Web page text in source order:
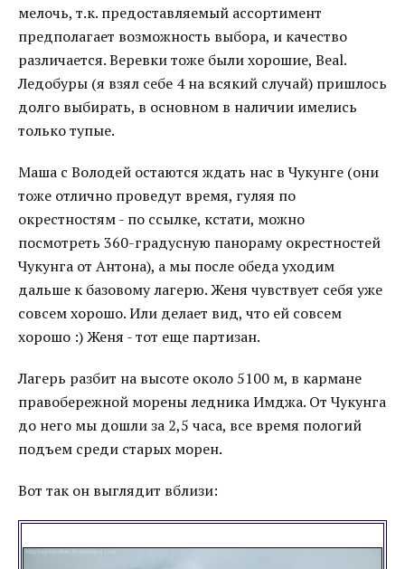
мелочь, т.к. предоставляемый ассортимент
предполагает возможность выбора, и качество
различается. Веревки тоже были хорошие, Beal.
Ледобуры (я взял себе 4 на всякий случай) пришлось
долго выбирать, в основном в наличии имелись
только тупые.
Маша с Володей остаются ждать нас в Чукунге (они
тоже отлично проведут время, гуляя по
окрестностям - по ссылке, кстати, можно
посмотреть 360-градусную панораму окрестностей
Чукунга от Антона), а мы после обеда уходим
дальше к базовому лагерю. Женя чувствует себя уже
совсем хорошо. Или делает вид, что ей совсем
хорошо :) Женя - тот еще партизан.
Лагерь разбит на высоте около 5100 м, в кармане
правобережной морены ледника Имджа. От Чукунга
до него мы дошли за 2,5 часа, все время пологий
подъем среди старых морен.
Вот так он выглядит вблизи: